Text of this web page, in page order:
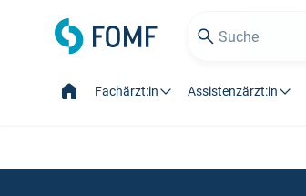
Fachärzt:in Assistenzärzt:in